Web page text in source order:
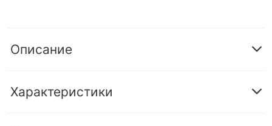
Описание
Характеристики